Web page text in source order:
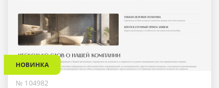
НОВИНКА
№ 104982